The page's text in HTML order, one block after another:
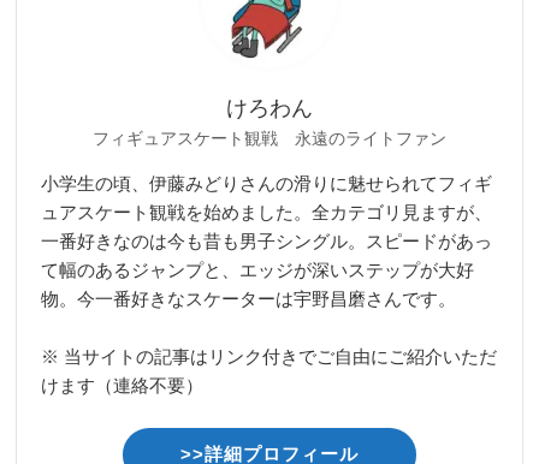
けろわん
フィギュアスケート観戦 永遠のライトファン
小学生の頃、伊藤みどりさんの滑りに魅せられてフィギ
ュアスケート観戦を始めました。全カテゴリ見ますが、
一番好きなのは今も昔も男子シングル。スピードがあっ
て幅のあるジャンプと、エッジが深いステップが大好
物。今一番好きなスケーターは宇野昌磨さんです。
※ 当サイトの記事はリンク付きでご自由にご紹介いただ
けます（連絡不要）
>>詳細プロフィール